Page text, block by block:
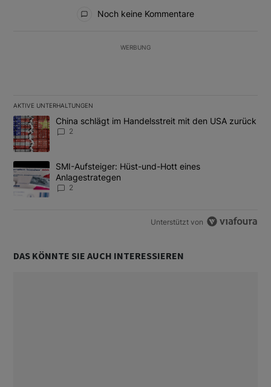
Noch keine Kommentare
WERBUNG
AKTIVE UNTERHALTUNGEN
Das Folgende ist eine Liste der am meisten kommentierten
Ein Trendartikel mit dem Titel "China schlägt im Handelsstreit
China schlägt im Handelsstreit mit den USA zurück
2
Ein Trendartikel mit dem Titel "SMI-Aufsteiger: Hüst-und-Hott
SMI-Aufsteiger: Hüst-und-Hott eines
Anlagestrategen
2
Unterstützt von
DAS KÖNNTE SIE AUCH INTERESSIEREN